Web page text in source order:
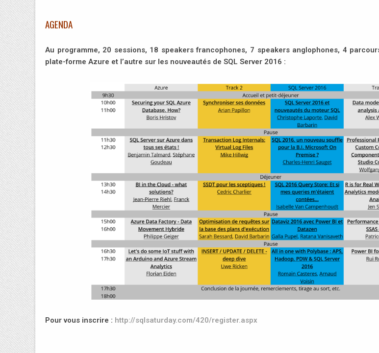
AGENDA
Au programme, 20 sessions, 18 speakers francophones, 7 speakers anglophones, 4
plate-forme Azure et l’autre sur les nouveautés de SQL Server 2016 :
Pour vous inscrire : http://sqlsaturday.com/420/register.aspx